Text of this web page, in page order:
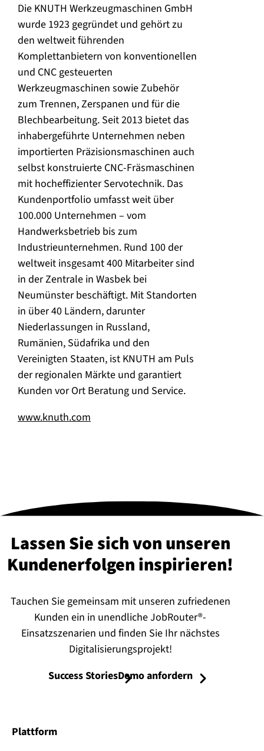
Die KNUTH Werkzeugmaschinen GmbH
wurde 1923 gegründet und gehört zu
den weltweit führenden
Komplettanbietern von konventionellen
und CNC gesteuerten
Werkzeugmaschinen sowie Zubehör
zum Trennen, Zerspanen und für die
Blechbearbeitung. Seit 2013 bietet das
inhabergeführte Unternehmen neben
importierten Präzisionsmaschinen auch
selbst konstruierte CNC-Fräsmaschinen
mit hocheffizienter Servotechnik. Das
Kundenportfolio umfasst weit über
100.000 Unternehmen – vom
Handwerksbetrieb bis zum
Industrieunternehmen. Rund 100 der
weltweit insgesamt 400 Mitarbeiter sind
in der Zentrale in Wasbek bei
Neumünster beschäftigt. Mit Standorten
in über 40 Ländern, darunter
Niederlassungen in Russland,
Rumänien, Südafrika und den
Vereinigten Staaten, ist KNUTH am Puls
der regionalen Märkte und garantiert
Kunden vor Ort Beratung und Service.
www.knuth.com
Lassen Sie sich von unseren
Kun­den­er­fol­gen in­spi­rie­ren!
Tauchen Sie gemeinsam mit unseren zufriedenen
Kunden ein in unendliche JobRouter®-
Einsatzszenarien und finden Sie Ihr nächstes
Digitalisierungsprojekt!
Success StoriesDemo anfordern
Plattform